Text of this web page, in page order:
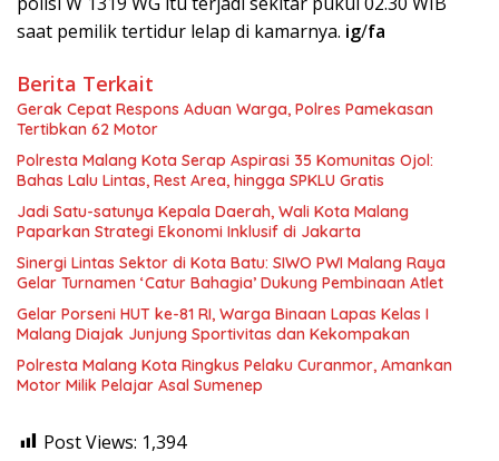
saat pemilik tertidur lelap di kamarnya. ig/fa
Berita Terkait
Gerak Cepat Respons Aduan Warga, Polres Pamekasan
Tertibkan 62 Motor
Polresta Malang Kota Serap Aspirasi 35 Komunitas Ojol:
Bahas Lalu Lintas, Rest Area, hingga SPKLU Gratis
Jadi Satu-satunya Kepala Daerah, Wali Kota Malang
Paparkan Strategi Ekonomi Inklusif di Jakarta
Sinergi Lintas Sektor di Kota Batu: SIWO PWI Malang Raya
Gelar Turnamen ‘Catur Bahagia’ Dukung Pembinaan Atlet
Gelar Porseni HUT ke-81 RI, Warga Binaan Lapas Kelas I
Malang Diajak Junjung Sportivitas dan Kekompakan
Polresta Malang Kota Ringkus Pelaku Curanmor, Amankan
Motor Milik Pelajar Asal Sumenep
Post Views: 1,394